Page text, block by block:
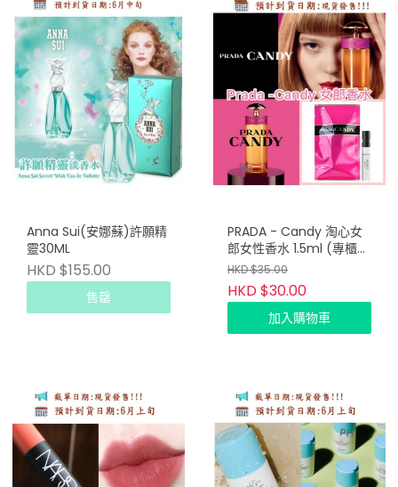
Anna Sui(安娜蘇)許願精
靈30ML
HKD $155.00
售罄
PRADA - Candy 淘心女
郎女性香水 1.5ml (專櫃
貨)
HKD $35.00
HKD $30.00
加入購物車